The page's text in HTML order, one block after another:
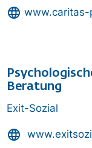
language www.caritas-
Beratung
Exit-Sozial
language